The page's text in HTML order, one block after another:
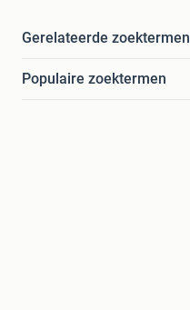
Gerelateerde zoektermen
Populaire zoektermen